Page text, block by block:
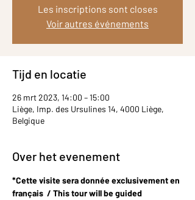
Les inscriptions sont closes
Voir autres événements
Tijd en locatie
26 mrt 2023, 14:00 – 15:00
Liège, Imp. des Ursulines 14, 4000 Liège,
Belgique
Over het evenement
*Cette visite sera donnée exclusivement en
français  / This tour will be guided